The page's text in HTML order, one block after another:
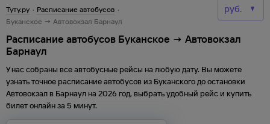
Туту.ру · Расписание автобусов ·
Буканское → Автовокзал Барнаул
Расписание автобусов Буканское → Автовокзал
Барнаул
У нас собраны все автобусные рейсы на любую дату. Вы можете
узнать точное расписание автобусов из Буканского доостановки
Автовокзал в Барнаул на 2026 год, выбрать удобный рейс и купить
билет онлайн за 5 минут.